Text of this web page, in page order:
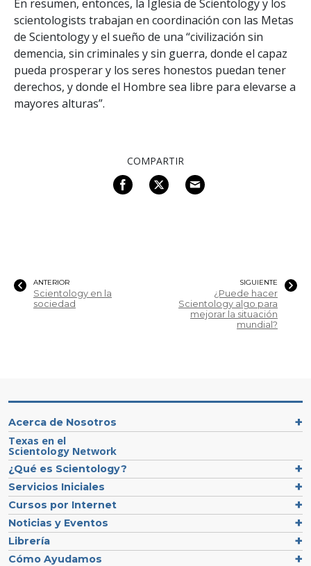
En resumen, entonces, la Iglesia de Scientology y los
scientologists trabajan en coordinación con las Metas
de Scientology y el sueño de una “civilización sin
demencia, sin criminales y sin guerra, donde el capaz
pueda prosperar y los seres honestos puedan tener
derechos, y donde el Hombre sea libre para elevarse a
mayores alturas”.
COMPARTIR
ANTERIOR
Scientology en la
sociedad
SIGUIENTE
¿Puede hacer
Scientology algo para
mejorar la situación
mundial?
Acerca de Nosotros
Texas en el
Scientology Network
¿Qué es Scientology?
Servicios Iniciales
Cursos por Internet
Noticias y Eventos
Librería
Cómo Ayudamos